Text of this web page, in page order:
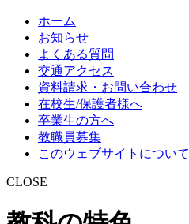
ホーム
お知らせ
よくある質問
交通アクセス
資料請求・お問い合わせ
在校生/保護者様へ
卒業生の方へ
教職員募集
このウェブサイトについて
CLOSE